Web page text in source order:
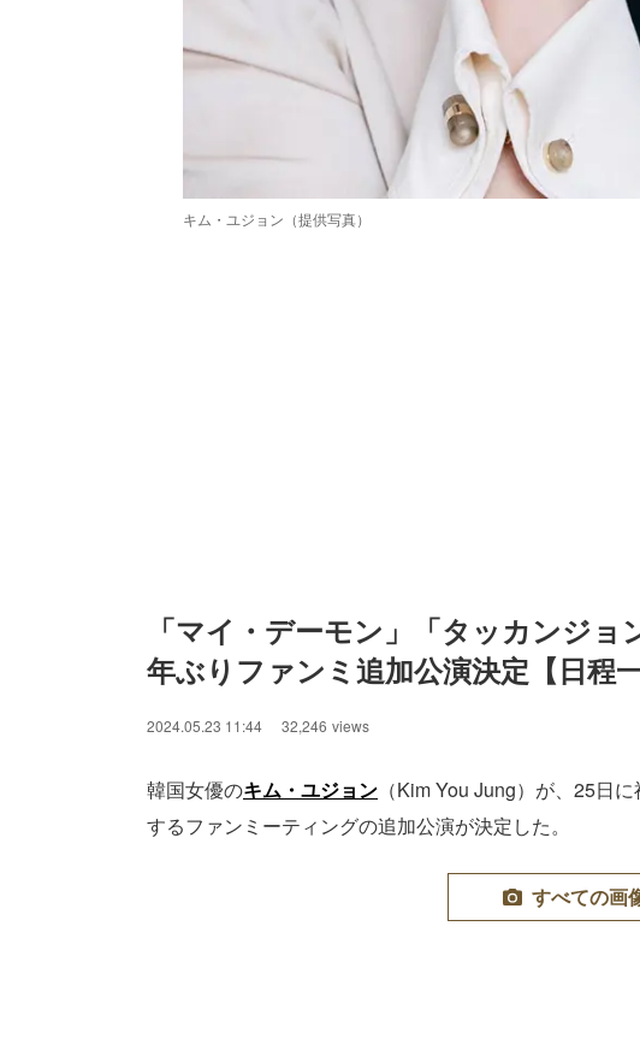
キム・ユジョン（提供写真）
「マイ・デーモン」「タッカンジ
年ぶりファンミ追加公演決定【日程一
2024.05.23 11:44 32,246 views
韓国女優のキム・ユジョン （Kim You Jung）が、25日
するファンミーティングの追加公演が決定した。
すべての画